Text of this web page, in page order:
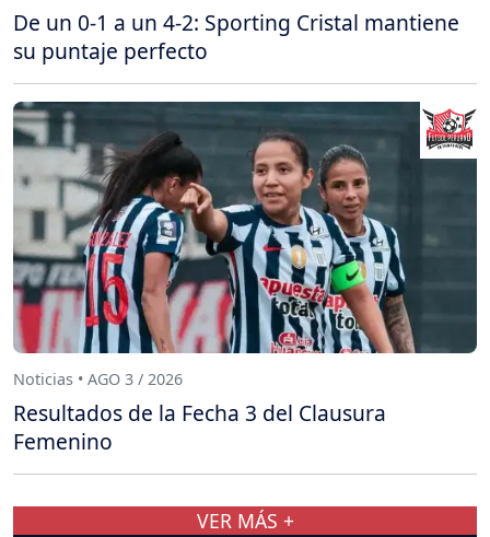
De un 0-1 a un 4-2: Sporting Cristal mantiene
su puntaje perfecto
Noticias • AGO 3 / 2026
Resultados de la Fecha 3 del Clausura
Femenino
VER MÁS +